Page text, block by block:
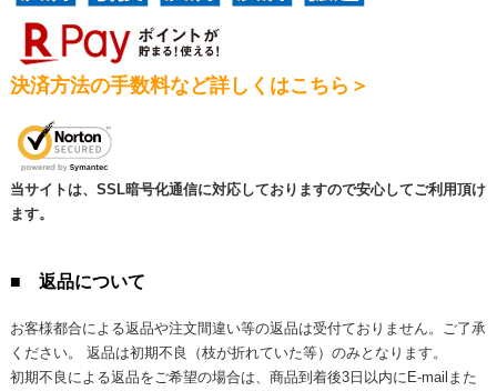
決済方法の手数料など詳しくはこちら＞
当サイトは、SSL暗号化通信に対応しておりますので安心してご利用頂け
ます。
■ 返品について
お客様都合による返品や注文間違い等の返品は受付ておりません。ご了承
ください。 返品は初期不良（枝が折れていた等）のみとなります。
初期不良による返品をご希望の場合は、商品到着後3日以内にE-mailまた